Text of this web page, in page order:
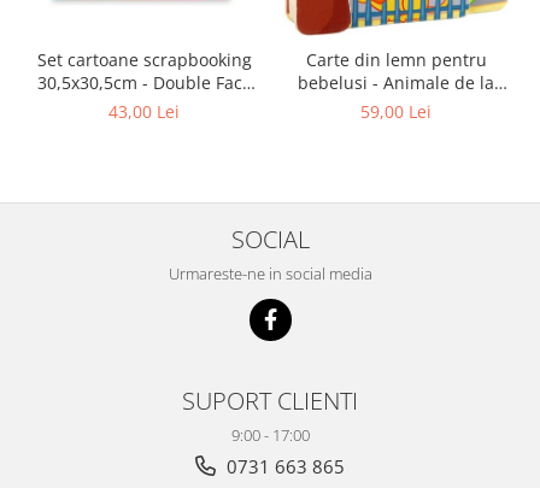
Set cartoane scrapbooking
30,5х30,5cm - Double Face
Christmas Patchwork
43,00 Lei
Carte din lemn pentru
bebelusi - Animale de la
zoo, Haba
59,00 Lei
SOCIAL
Urmareste-ne in social media
SUPORT CLIENTI
9:00 - 17:00
0731 663 865